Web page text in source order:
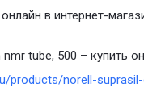
в интернет-
tube, 500 – купить
products/norell-